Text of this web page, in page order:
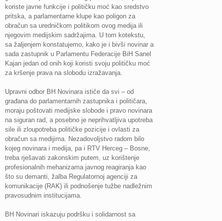
koriste javne funkcije i političku moć kao sredstvo
pritska, a parlamentarne klupe kao poligon za
obračun sa uredničkom politikom ovog medija ili
njegovim medijskim sadržajima. U tom kotekstu,
sa žaljenjem konstatujemo, kako je i bivši novinar a
sada zastupnik u Parlamentu Federacije BiH Sanel
Kajan jedan od onih koji koristi svoju političku moć
za kršenje prava na slobodu izražavanja.
Upravni odbor BH Novinara ističe da svi – od
građana do parlamentarnih zastupnika i političara,
moraju poštovati medijske slobode i pravo novinara
na siguran rad, a posebno je neprihvatljiva upotreba
sile ili zloupotreba političke pozicije i ovlasti za
obračun sa medijima. Nezadovoljstvo radom bilo
kojeg novinara i medija, pa i RTV Herceg – Bosne,
treba rješavati zakonskim putem, uz korištenje
profesionalnih mehanizama javnog reagiranja kao
što su demanti, žalba Regulatornoj agenciji za
komunikacije (RAK) ili podnošenje tužbe nadležnim
pravosudnim institucijama.
BH Novinari iskazuju podršku i solidarnost sa